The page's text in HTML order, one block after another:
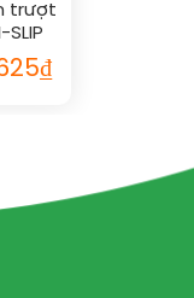
trượt
SLIP
₫